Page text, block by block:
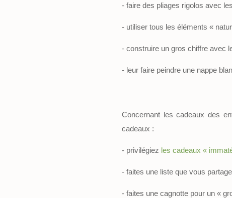
- faire des pliages rigolos avec
- utiliser tous les éléments «
- construire un gros chiffre avec
- leur faire peindre une nappe
Concernant les cadeaux des
cadeaux :
- privilégiez les cadeaux «
- faites une liste que vous
- faites une cagnotte pour un «